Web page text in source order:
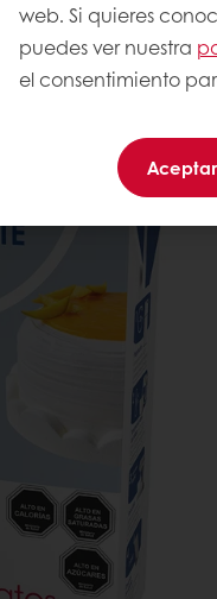
DE
web. Si quieres
puedes ver nuestra
el consentimiento
Aceptar